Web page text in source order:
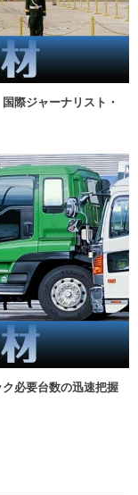
際ジャーナリスト・
必要台数の迅速把握